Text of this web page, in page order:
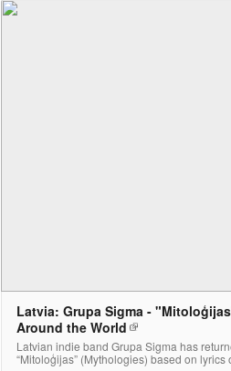
Latvia: Grupa Sigma -
Around the World
Latvian indie band Grupa Sigma has
“Mitoloģijas” (Mythologies) based on lyrics